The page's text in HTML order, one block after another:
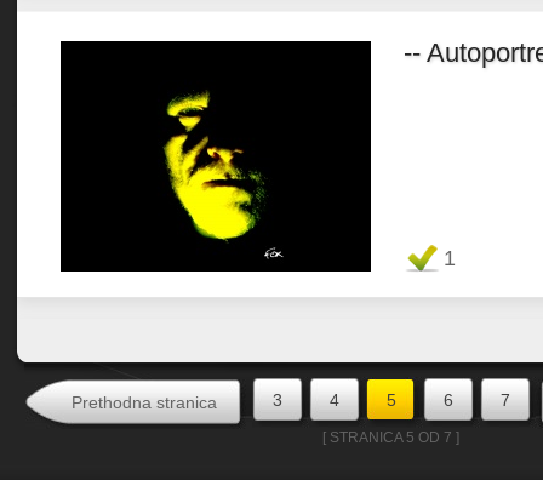
--
1
Prethodna stranica 3 4 5 6 7
[ STRANICA 5 OD 7 ]